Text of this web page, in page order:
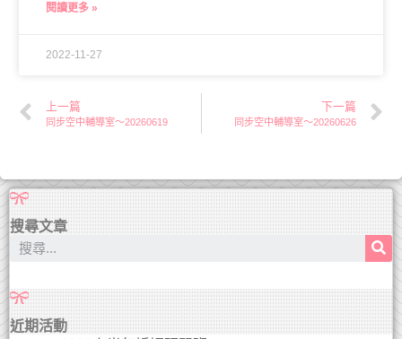
閱讀更多 »
2022-11-27
上一篇
同步空中輔導室～20260619
下一篇
同步空中輔導室～20260626
搜尋文章
近期活動